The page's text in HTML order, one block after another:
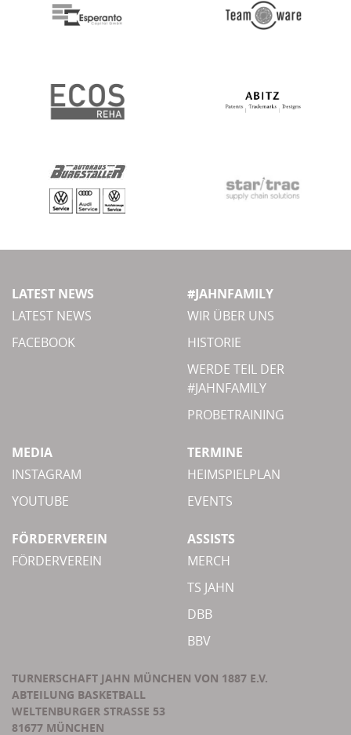
LATEST NEWS
LATEST NEWS
FACEBOOK
#JAHNFAMILY
WIR ÜBER UNS
HISTORIE
WERDE TEIL DER
#JAHNFAMILY
PROBETRAINING
MEDIA
INSTAGRAM
YOUTUBE
TERMINE
HEIMSPIELPLAN
EVENTS
FÖRDERVEREIN
FÖRDERVEREIN
ASSISTS
MERCH
TS JAHN
DBB
BBV
TURNERSCHAFT JAHN MÜNCHEN VON 1887 E.V.
ABTEILUNG BASKETBALL
WELTENBURGER STRASSE 53
81677 MÜNCHEN